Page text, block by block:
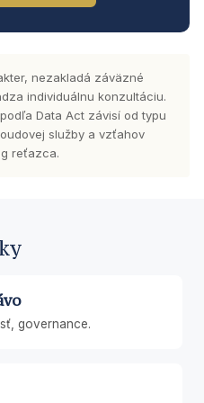
nezakladá záväzné
individuálnu konzultáciu.
Data Act závisí od typu
služby a vzťahov
reťazca.
governance.